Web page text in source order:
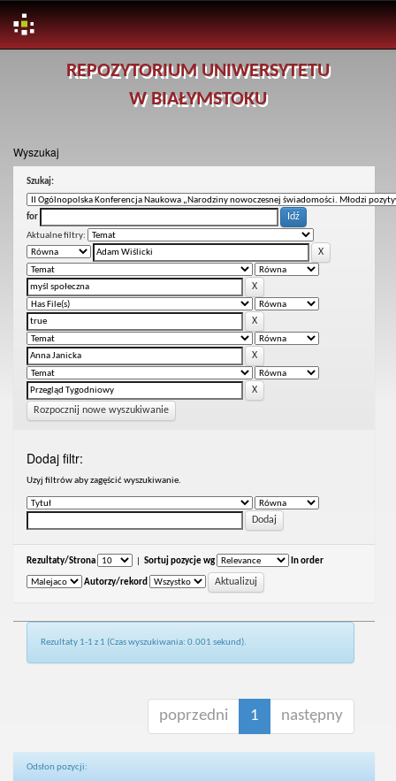
REPOZYTORIUM UNIWERSYTETU
W BIAŁYMSTOKU
Wyszukaj
Szukaj:
for
Aktualne filtry:
Rozpocznij nowe wyszukiwanie
Dodaj filtr:
Uzyj filtrów aby zagęścić wyszukiwanie.
Rezultaty/Strona Sortuj pozycje wg In order
Autorzy/rekord
Rezultaty 1-1 z 1 (Czas wyszukiwania: 0.001 sekund).
poprzedni 1 następny
Odsłon pozycji: